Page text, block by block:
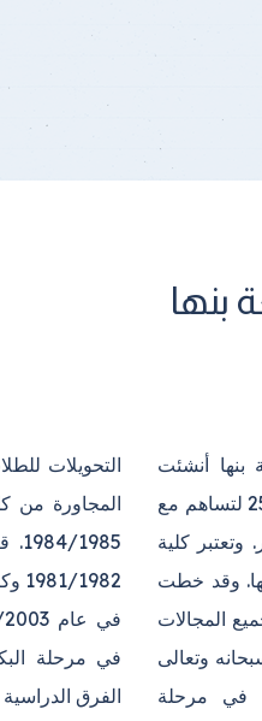
بنها
أنشئت
بالقرار الجمهوري رقم 1143 بتاريخ 25/1/1976 لتساهم مع
كلية
وقد خطت
المجالات
وتعالى
في مرحلة
والمحافظات
المجاورة من كليات الطب الأخرى واستمر ذلك حتى عام
الأولي عام
وأصبح
التحويل
في جميع
الفرق الدراسية عام